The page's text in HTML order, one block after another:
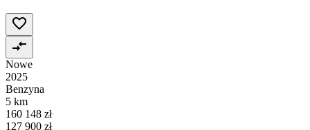
Nowe
2025
Benzyna
5 km
160 148 zł
127 900 zł